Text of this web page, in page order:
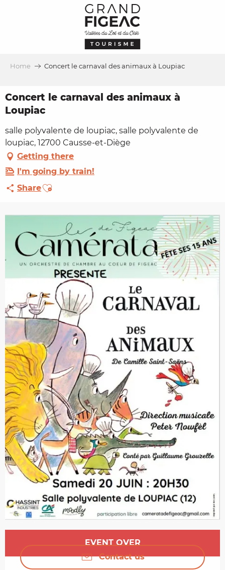
Home Concert le carnaval des animaux à Loupiac
Concert le carnaval des animaux à
Loupiac
salle polyvalente de loupiac, salle polyvalente de
loupiac, 12700 Causse-et-Diège
Getting there
I'm going by train!
ShareAjouter aux favoris
Opening hours & contact details
EVENT OVER
Contact us